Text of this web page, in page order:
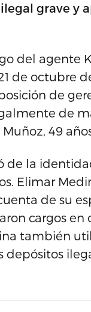
grave y
del agente
de octubre
de
de
49
de la
Elimar
de su
cargos
también